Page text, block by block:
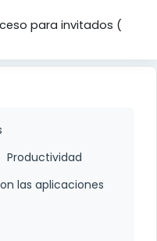
para invitados (
Productividad
las aplicaciones